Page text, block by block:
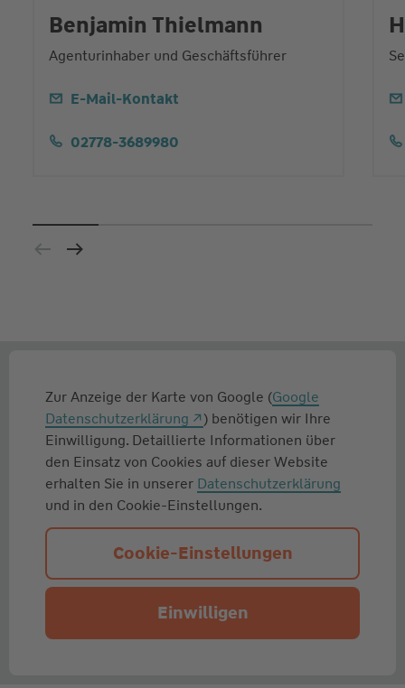
Benjamin Thielmann
Agenturinhaber und Geschäftsführer
E-Mail-Kontakt
02778-3689980
Zur Anzeige der Karte von Google (Google
Datenschutzerklärung
) benötigen wir Ihre
Einwilligung. Detaillierte Informationen über
den Einsatz von Cookies auf dieser Website
erhalten Sie in unserer Datenschutzerklärung
und in den Cookie-Einstellungen.
Cookie-Einstellungen
Einwilligen